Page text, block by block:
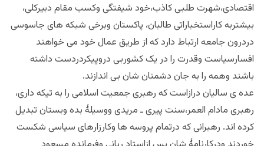
اقتصادی،شهرت طلبی کاذب،خود شیفتگی وکسب مقام دبیرکلی،
بیشتربه کاراستخباراتی طالبان، پاکستان وبرخی شبکه های جاسوسی
دردرون جامعه ارتباط دارد که از طریق عمال خود می خواهند
افسارسیاست وقدرت را در یک کشوربی دروپیکردردست داشته
باشند وهمه را به جان دشمنان شان بی اندازند.
عده ی سالیان درازاست که رهبری جمعیت اسلامی را به تیکه داری،
رهبری مادام العمر،سنت پیری ـ مریدی ووسیلۀ بده وبستان تبدیل
کرده اند. رهبرانی که درتمام پروسه ها وکارزارهای سیاسی شکست